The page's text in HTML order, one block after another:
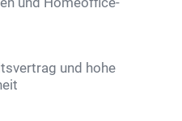
und hohe